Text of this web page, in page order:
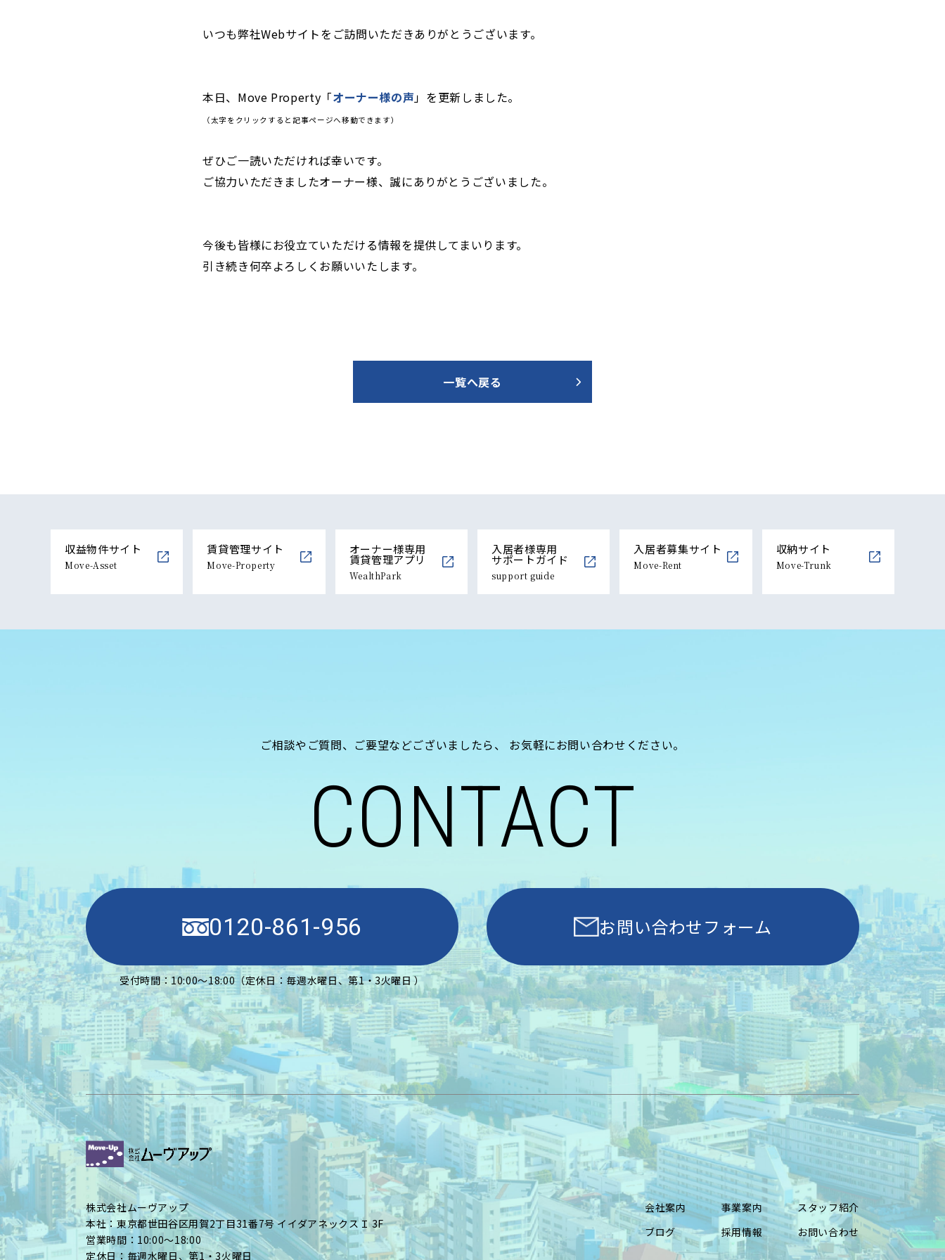
いつも弊社Webサイトをご訪問いただきありがとうございます。
本日、Move Property「オーナー様の声」を更新しました。
（太字をクリックすると記事ページへ移動できます）
ぜひご一読いただければ幸いです。
ご協力いただきましたオーナー様、誠にありがとうございました。
今後も皆様にお役立ていただける情報を提供してまいります。
引き続き何卒よろしくお願いいたします。
一覧へ戻る
収益物件サイト
Move-Asset
賃貸管理サイト
Move-Property
オーナー様専用
賃貸管理アプリ
WealthPark
入居者様専用
サポートガイド
support guide
入居者募集サイト
Move-Rent
収納サイト
Move-Trunk
ご相談やご質問、ご要望などございましたら、 お気軽にお問い合わせください。
CONTACT
0120-861-956
受付時間：10:00〜18:00（定休日：毎週水曜日、第1・3火曜日 ）
お問い合わせフォーム
株式会社ムーヴアップ
本社：東京都世田谷区用賀2丁目31番7号イイダアネックスＩ 3F
営業時間：10:00〜18:00
定休日：毎週水曜日、第1・3火曜日
会社案内
ブログ
事業案内
採用情報
スタッフ紹介
お問い合わせ